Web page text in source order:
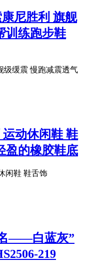
尼胜利 旗舰
训练跑步鞋
级缓震 慢跑减震透气
动休闲鞋 鞋
盈的橡胶鞋底
闲鞋 鞋舌饰
——白蓝灰”
219